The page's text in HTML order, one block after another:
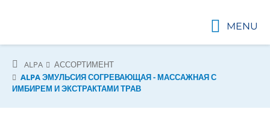
MENU
ALPA
АССОРТИМЕНТ
ALPA ЭМУЛЬСИЯ СОГРЕВАЮЩАЯ - МАССАЖНАЯ С
ИМБИРЕМ И ЭКСТРАКТАМИ ТРАВ